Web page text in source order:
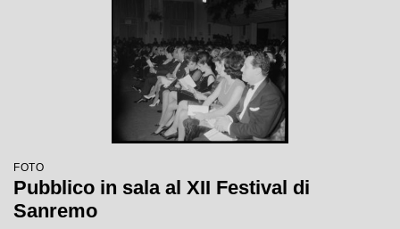
FOTO
Pubblico in sala al XII Festival di
Sanremo